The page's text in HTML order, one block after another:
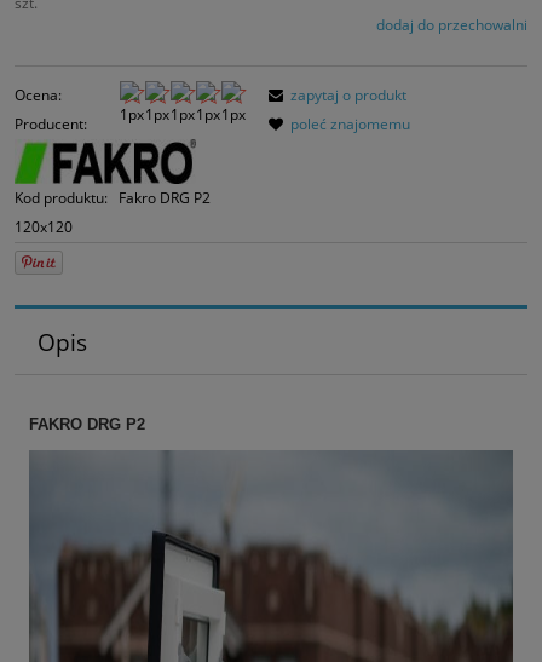
dodaj do przechowalni
Ocena:
Producent:
Kod produktu:
Fakro DRG P2
120x120
zapytaj o produkt
poleć znajomemu
Opis
FAKRO DRG P2